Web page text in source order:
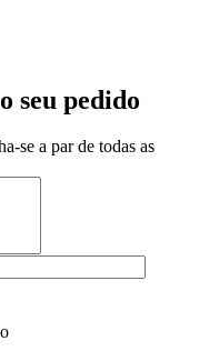
seu pedido
se a par de todas as